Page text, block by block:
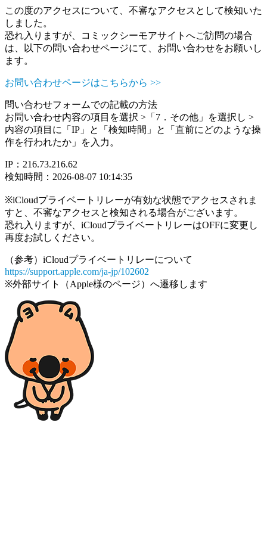
この度のアクセスについて、不審なアクセスとして検知いた
しました。
恐れ入りますが、コミックシーモアサイトへご訪問の場合
は、以下の問い合わせページにて、お問い合わせをお願いし
ます。
お問い合わせページはこちらから >>
問い合わせフォームでの記載の方法
お問い合わせ内容の項目を選択 >「7．その他」を選択し >
内容の項目に「IP」と「検知時間」と「直前にどのような操
作を行われたか」を入力。
IP：216.73.216.62
検知時間：2026-08-07 10:14:35
※iCloudプライベートリレーが有効な状態でアクセスされま
すと、不審なアクセスと検知される場合がございます。
恐れ入りますが、iCloudプライベートリレーはOFFに変更し
再度お試しください。
（参考）iCloudプライベートリレーについて
https://support.apple.com/ja-jp/102602
※外部サイト（Apple様のページ）へ遷移します